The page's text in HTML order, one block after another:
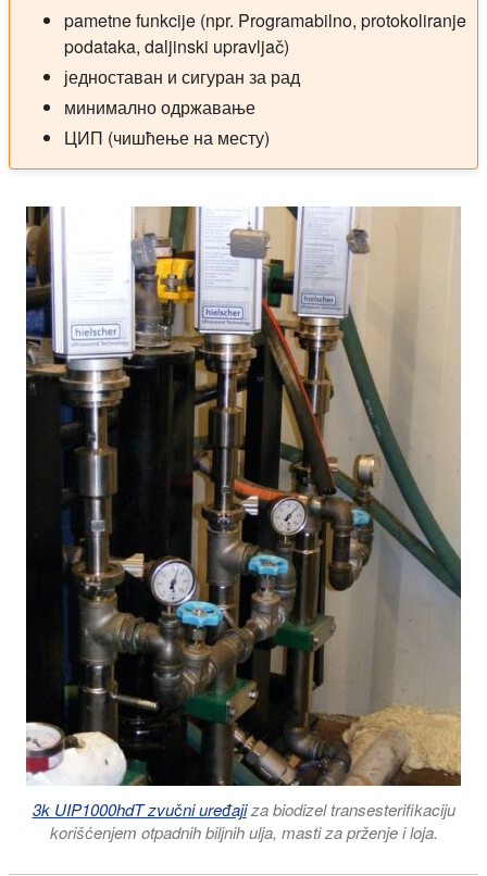
pametne funkcije (npr. Programabilno, protokoliranje
podataka, daljinski upravljač)
једноставан и сигуран за рад
минимално одржавање
ЦИП (чишћење на месту)
3k UIP1000hdT zvučni uređajiza biodizel transesterifikaciju
korišćenjem otpadnih biljnih ulja, masti za prženje i loja.